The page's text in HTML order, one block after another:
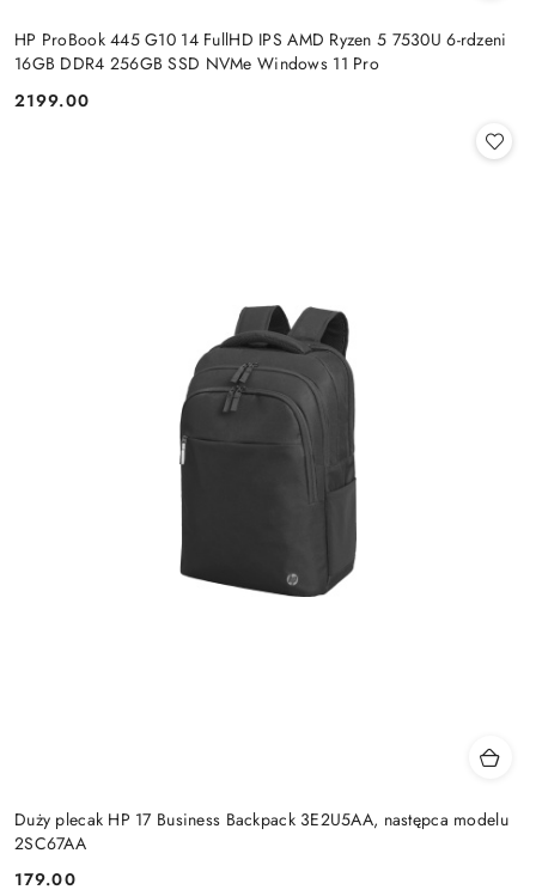
HP ProBook 445 G10 14 FullHD IPS AMD Ryzen 5 7530U 6-rdzeni
16GB DDR4 256GB SSD NVMe Windows 11 Pro
Cena:
2199.00
Duży plecak HP 17 Business Backpack 3E2U5AA, następca modelu
2SC67AA
179.00